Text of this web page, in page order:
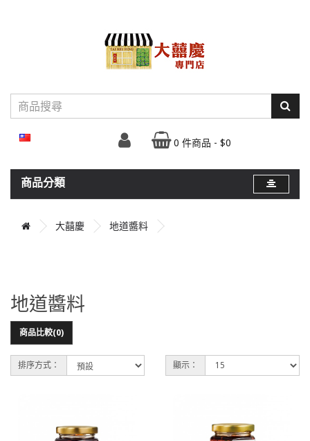
0 件商品 - $0
商品分類
大囍慶 地道醬料
地道醬料
商品比較(0)
排序方式： 顯示：